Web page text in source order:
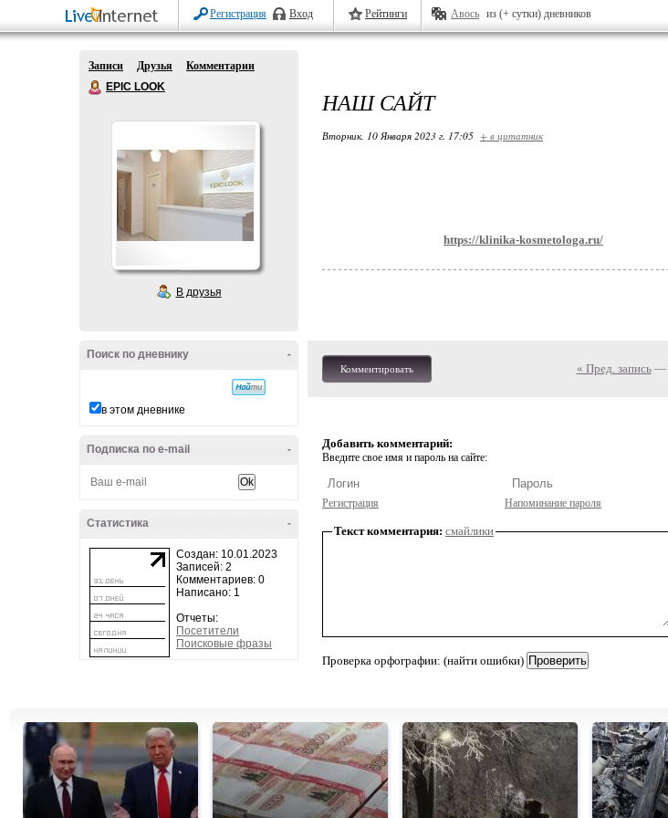
Регистрация Вход Рейтинги Авось из (+ сутки) дневников
Записи Друзья
Комментарии
EPIC LOOK
В друзья
-
Поиск по дневнику
в этом дневнике
-
Подписка по e-mail
-
Статистика
Создан: 10.01.2023
Записей: 2
Комментариев: 0
Написано: 1
Отчеты:
Посетители
Поисковые фразы
НАШ САЙТ
Вторник, 10 Января 2023 г. 17:05 + в цитатник
https://klinika-kosmetologa.ru/
Комментировать « Пред. запись—
Добавить комментарий:
Введите свое имя и пароль на сайте:
Регистрация Напоминание пароля
Текст комментария: смайлики
Проверка орфографии: (найти ошибки)